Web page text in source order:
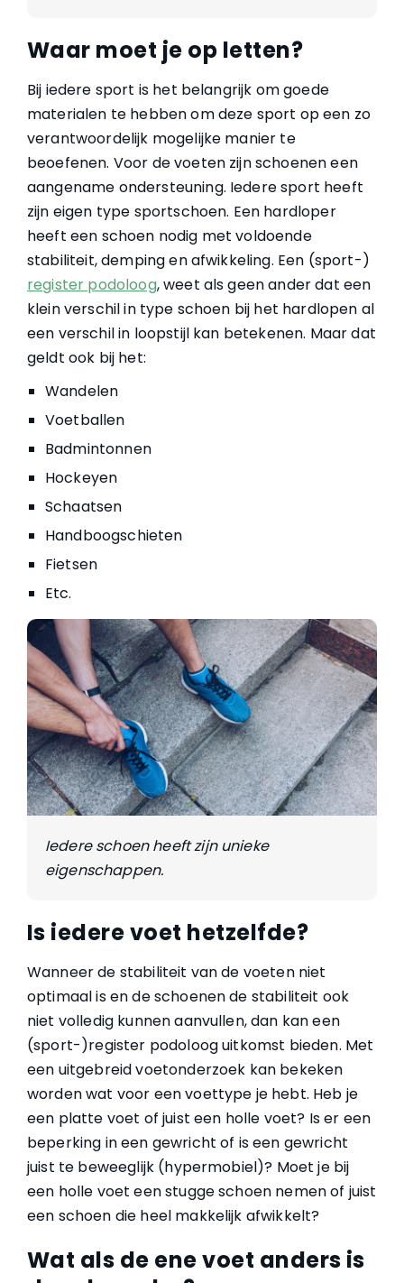
Waar moet je op letten?
Bij iedere sport is het belangrijk om goede
materialen te hebben om deze sport op een zo
verantwoordelijk mogelijke manier te
beoefenen. Voor de voeten zijn schoenen een
aangename ondersteuning. Iedere sport heeft
zijn eigen type sportschoen. Een hardloper
heeft een schoen nodig met voldoende
stabiliteit, demping en afwikkeling. Een (sport-)
register podoloog, weet als geen ander dat een
klein verschil in type schoen bij het hardlopen al
een verschil in loopstijl kan betekenen. Maar dat
geldt ook bij het:
Wandelen
Voetballen
Badmintonnen
Hockeyen
Schaatsen
Handboogschieten
Fietsen
Etc.
Iedere schoen heeft zijn unieke
eigenschappen.
Is iedere voet hetzelfde?
Wanneer de stabiliteit van de voeten niet
optimaal is en de schoenen de stabiliteit ook
niet volledig kunnen aanvullen, dan kan een
(sport-)register podoloog uitkomst bieden. Met
een uitgebreid voetonderzoek kan bekeken
worden wat voor een voettype je hebt. Heb je
een platte voet of juist een holle voet? Is er een
beperking in een gewricht of is een gewricht
juist te beweeglijk (hypermobiel)? Moet je bij
een holle voet een stugge schoen nemen of juist
een schoen die heel makkelijk afwikkelt?
Wat als de ene voet anders is